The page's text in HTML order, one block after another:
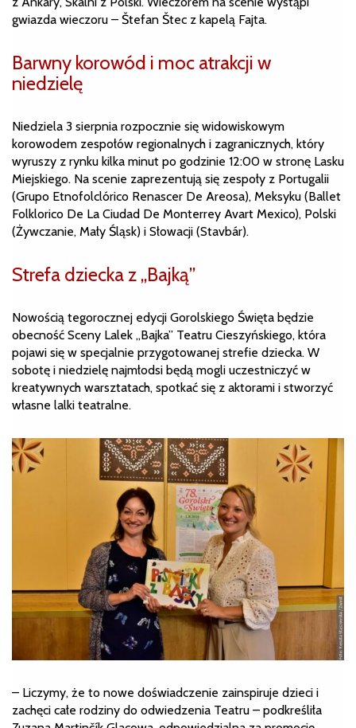
gwiazda wieczoru – Štefan Štec z kapelą Fajta.
Barwny korowód i moc atrakcji w
niedzielę
Niedziela 3 sierpnia rozpocznie się widowiskowym
korowodem zespołów regionalnych i zagranicznych, który
wyruszy z rynku kilka minut po godzinie 12:00 w stronę Lasku
Miejskiego. Na scenie zaprezentują się zespoły z Portugalii
(Grupo Etnofolclórico Renascer De Areosa), Meksyku (Ballet
Folklorico De La Ciudad De Monterrey Avart Mexico), Polski
(Żywczanie, Mały Śląsk) i Słowacji (Stavbár).
Strefa dziecka z „Bajką”
Nowością tegorocznej edycji Gorolskiego Święta będzie
obecność Sceny Lalek „Bajka” Teatru Cieszyńskiego, która
pojawi się w specjalnie przygotowanej strefie dziecka. W
sobotę i niedzielę najmłodsi będą mogli uczestniczyć w
kreatywnych warsztatach, spotkać się z aktorami i stworzyć
własne lalki teatralne.
– Liczymy, że to nowe doświadczenie zainspiruje dzieci i
zachęci całe rodziny do odwiedzenia Teatru – podkreśliła